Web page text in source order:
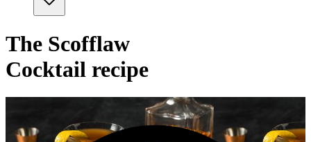
The Scofflaw
Cocktail recipe